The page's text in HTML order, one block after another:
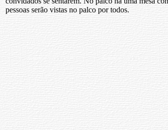
pessoas serão vistas no palco por todos.